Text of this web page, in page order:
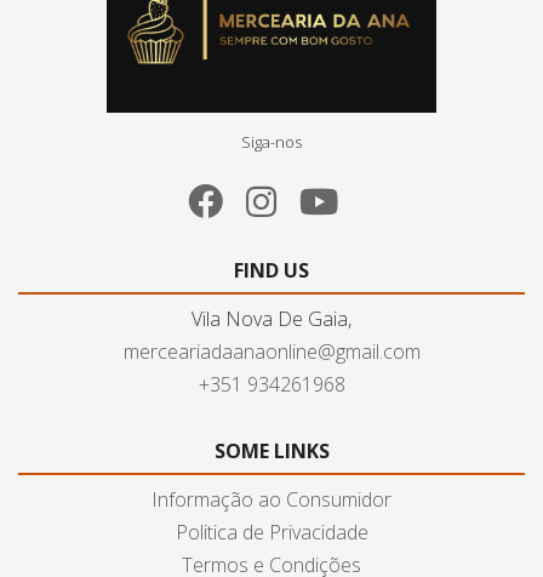
Siga-nos
FIND US
Vila Nova De Gaia,
merceariadaanaonline@gmail.com
+351 934261968
SOME LINKS
Informação ao Consumidor
Politica de Privacidade
Termos e Condições